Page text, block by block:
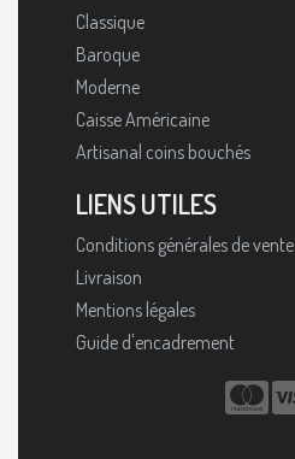
Classique
Baroque
Moderne
Caisse Américaine
Artisanal coins bouchés
LIENS UTILES
Conditions générales de vente
Livraison
Mentions légales
Guide d'encadrement